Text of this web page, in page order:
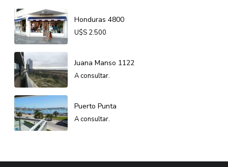
Honduras 4800
U$S 2.500
Juana Manso 1122
A consultar.
Puerto Punta
A consultar.